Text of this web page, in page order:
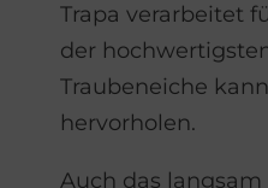
Trapa verarbeitet
der
Traubeneiche
hervorholen.
Auch das